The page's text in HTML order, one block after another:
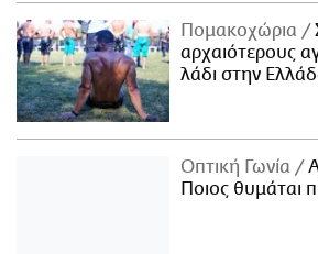
Πομακοχώρια
αρχαιότερους
λάδι στην
Οπτική Γωνία
Ποιος θυμάται